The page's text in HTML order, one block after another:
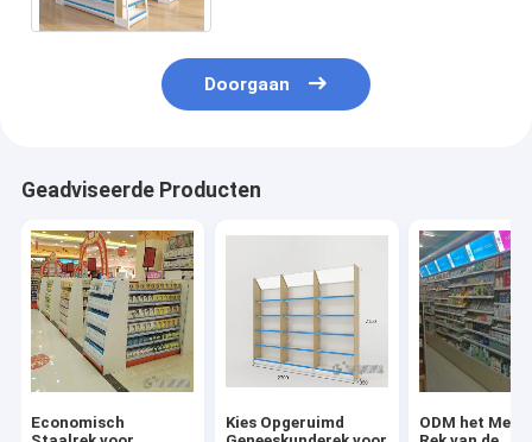
Doorgaan
Geadviseerde Producten
Economisch
Kies Opgeruimd
ODM het